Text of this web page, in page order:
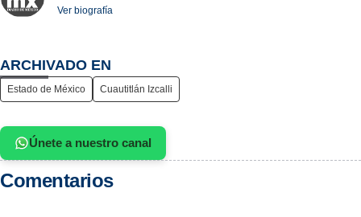
Ver biografía
ARCHIVADO EN
Estado de México Cuautitlán Izcalli
Únete a nuestro canal
Comentarios